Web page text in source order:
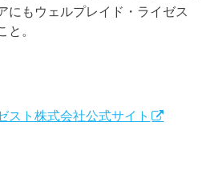
にもウェルプレイド・ライゼス
と。
スト株式会社公式サイト